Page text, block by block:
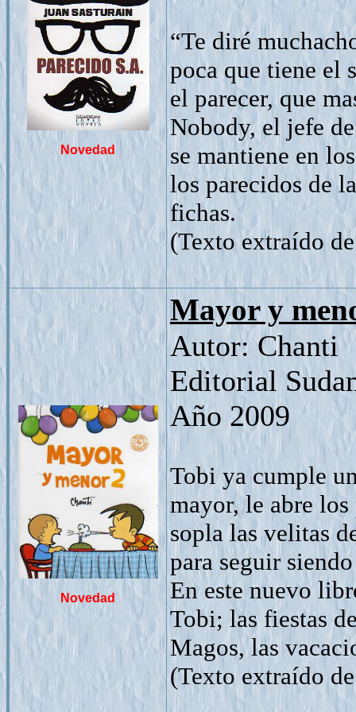
Novedad
“Te diré
poca que tiene el
el parecer, que
Nobody, el jefe
se mantiene en
los parecidos de
fichas.
(Texto extraído
Novedad
Mayor y
Autor: Chanti
Editorial
Año 2009
Tobi ya cumple
mayor, le abre
sopla las velitas
para seguir
En este nuevo
Tobi; las fiestas
Magos, las
(Texto extraído